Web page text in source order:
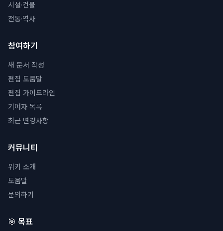
시설·건물
전통·역사
참여하기
새 문서 작성
편집 도움말
편집 가이드라인
기여자 목록
최근 변경사항
커뮤니티
위키 소개
도움말
문의하기
🎯 목표